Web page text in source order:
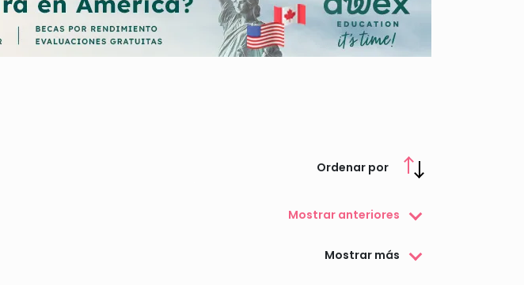
Ordenar por
Mostrar anteriores
Mostrar más